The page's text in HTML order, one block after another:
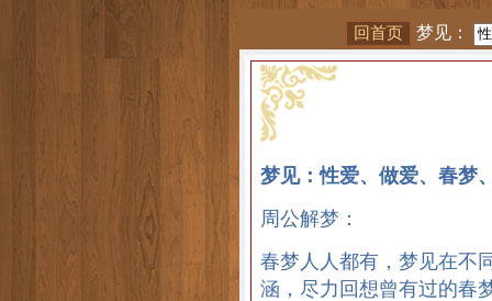
梦见：
梦见：性爱、做爱、春梦
周公解梦：
春梦人人都有，梦见在不
涵，尽力回想曾有过的春